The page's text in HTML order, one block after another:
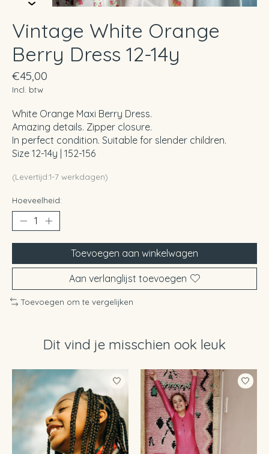
Vintage White Orange
Berry Dress 12-14y
€45,00
Incl. btw
White Orange Maxi Berry Dress.
Amazing details. Zipper closure.
In perfect condition. Suitable for slender children.
Size 12-14y | 152-156
(Levertijd:1-7 werkdagen)
Hoeveelheid:
Toevoegen aan winkelwagen
Aan verlanglijst toevoegen
Toevoegen om te vergelijken
Dit vind je misschien ook leuk
Items van productcarrousel